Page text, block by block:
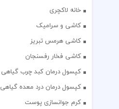
خانه لاکچری
کاشی و سرامیک
کاشی هرمس تبریز
کاشی فخار رفسنجان
کپسول درمان کبد چرب گیاهی
کپسول درمان درد معده گیاهی
کرم جوانسازی پوست